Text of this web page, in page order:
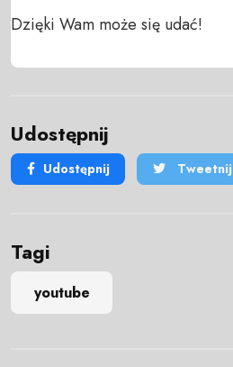
Dzięki Wam może się udać!
Udostępnij
Udostępnij Tweetnij
Tagi
youtube